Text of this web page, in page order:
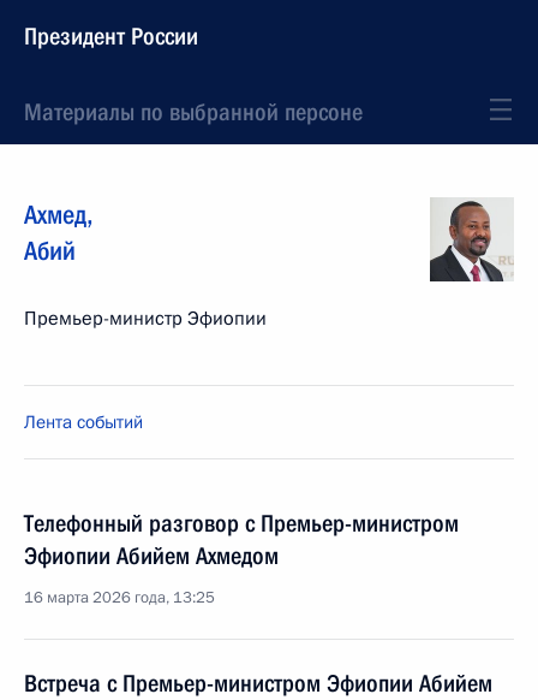
Президент России
Материалы по выбранной персоне
Ахмед,
Абий
Премьер-министр Эфиопии
Лента событий
Телефонный разговор с Премьер-министром
Эфиопии Абийем Ахмедом
16 марта 2026 года, 13:25
Встреча с Премьер-министром Эфиопии Абийем